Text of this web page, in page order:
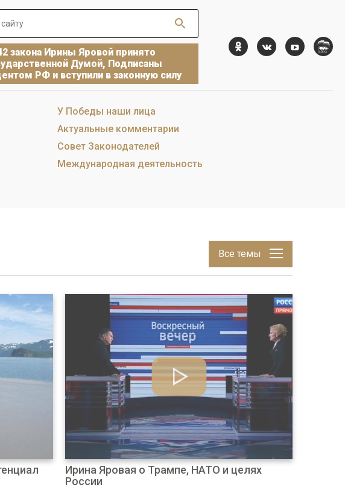
закона Ирины Яровой принято
Думой, Подписаны
РФ и вступили в законную силу
У Победы наши лица
Актуальные комментарии
Совет Законодателей
Международная деятельность
Все темы
Ирина Яровая о Трампе, НАТО и целях
России